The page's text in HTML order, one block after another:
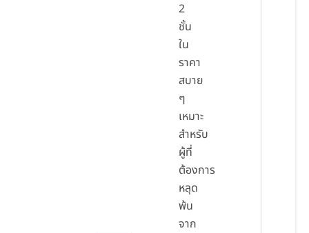
2
ชั้น
ใน
ราคา
สบาย
ๆ
เหมาะ
สำหรับ
ผู้ที่
ต้องการ
หลุด
พ้น
จาก